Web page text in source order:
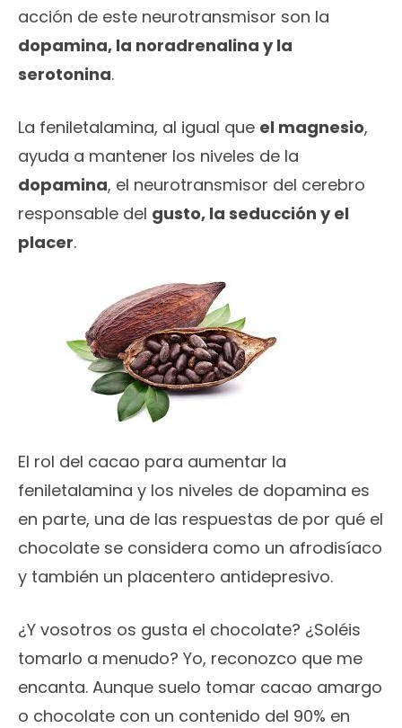
acción de este neurotransmisor son la
dopamina, la noradrenalina y la
serotonina.
La feniletalamina, al igual que el magnesio,
ayuda a mantener los niveles de la
dopamina, el neurotransmisor del cerebro
responsable del gusto, la seducción y el
placer.
El rol del cacao para aumentar la
feniletalamina y los niveles de dopamina es
en parte, una de las respuestas de por qué el
chocolate se considera como un afrodisíaco
y también un placentero antidepresivo.
¿Y vosotros os gusta el chocolate? ¿Soléis
tomarlo a menudo? Yo, reconozco que me
encanta. Aunque suelo tomar cacao amargo
o chocolate con un contenido del 90% en